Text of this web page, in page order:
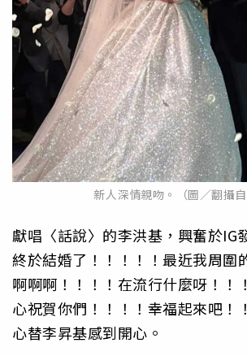
新人深情親吻。（圖／翻攝自
獻唱〈話說〉的李洪基，興奮於IG
終於結婚了！！！！！最近我周圍
啊啊啊！！！！在流行什麼呀！！
心祝賀你們！！！！幸福起來吧！
心替李昇基感到開心。